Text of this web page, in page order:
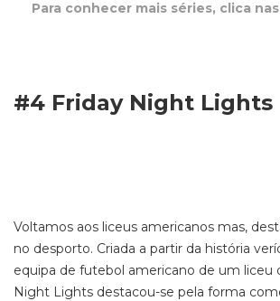
Para conhecer mais séries, clica
#4 Friday Night Lights
Voltamos aos liceus americanos mas,
no desporto. Criada a partir da história
equipa de futebol americano de um liceu
Night Lights destacou-se pela forma